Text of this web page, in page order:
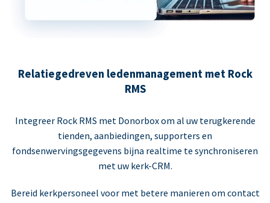
Relatiegedreven ledenmanagement met Rock
RMS
Integreer Rock RMS met Donorbox om al uw terugkerende
tienden, aanbiedingen, supporters en
fondsenwervingsgegevens bijna realtime te synchroniseren
met uw kerk-CRM.
Bereid kerkpersoneel voor met betere manieren om contact